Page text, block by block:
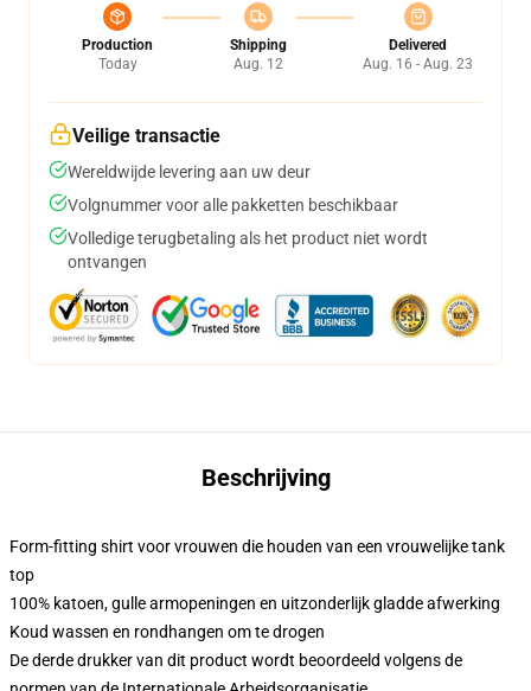
Production
Today
Shipping
Aug. 12
Delivered
Aug. 16 - Aug. 23
Veilige transactie
Wereldwijde levering aan uw deur
Volgnummer voor alle pakketten beschikbaar
Volledige terugbetaling als het product niet wordt
ontvangen
Beschrijving
Form-fitting shirt voor vrouwen die houden van een vrouwelijke tank
top
100% katoen, gulle armopeningen en uitzonderlijk gladde afwerking
Koud wassen en rondhangen om te drogen
De derde drukker van dit product wordt beoordeeld volgens de